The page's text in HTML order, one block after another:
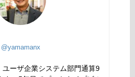
@yamamanx
ユーザ企業システム部門通算9